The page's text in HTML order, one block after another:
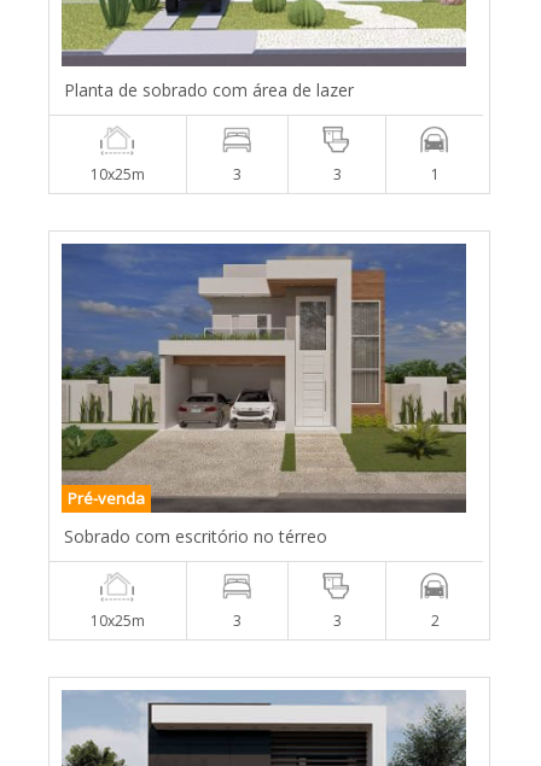
Planta de sobrado com área de lazer
10x25m 3 3 1
Pré-venda
Sobrado com escritório no térreo
10x25m 3 3 2